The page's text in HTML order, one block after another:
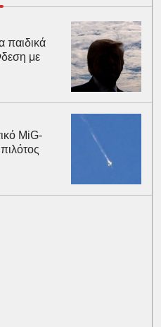
παιδικά
με
MiG-